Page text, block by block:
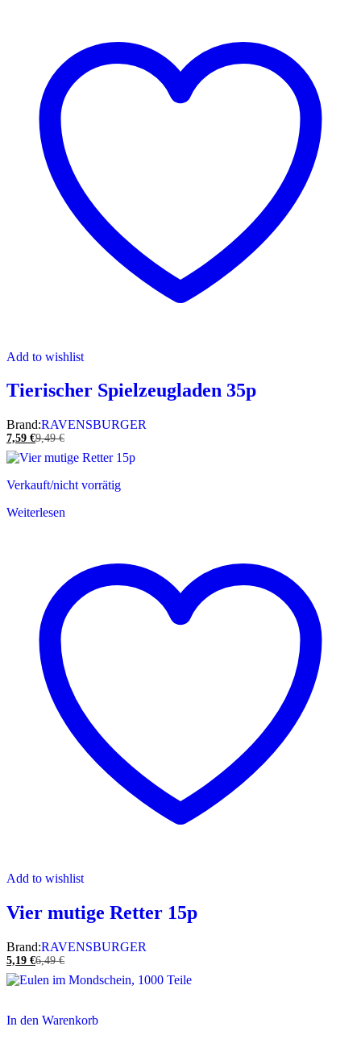
Add to wishlist
Tierischer Spielzeugladen 35p
Brand:RAVENSBURGER
7,59 €9,49€
Verkauft/nicht vorrätig
Weiterlesen
Add to wishlist
Vier mutige Retter 15p
Brand:RAVENSBURGER
5,19 €6,49€
In den Warenkorb